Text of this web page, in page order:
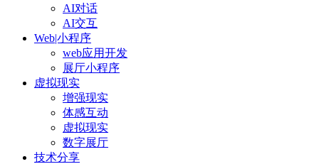
AI对话
AI交互
Web|小程序
web应用开发
展厅小程序
虚拟现实
增强现实
体感互动
虚拟现实
数字展厅
技术分享